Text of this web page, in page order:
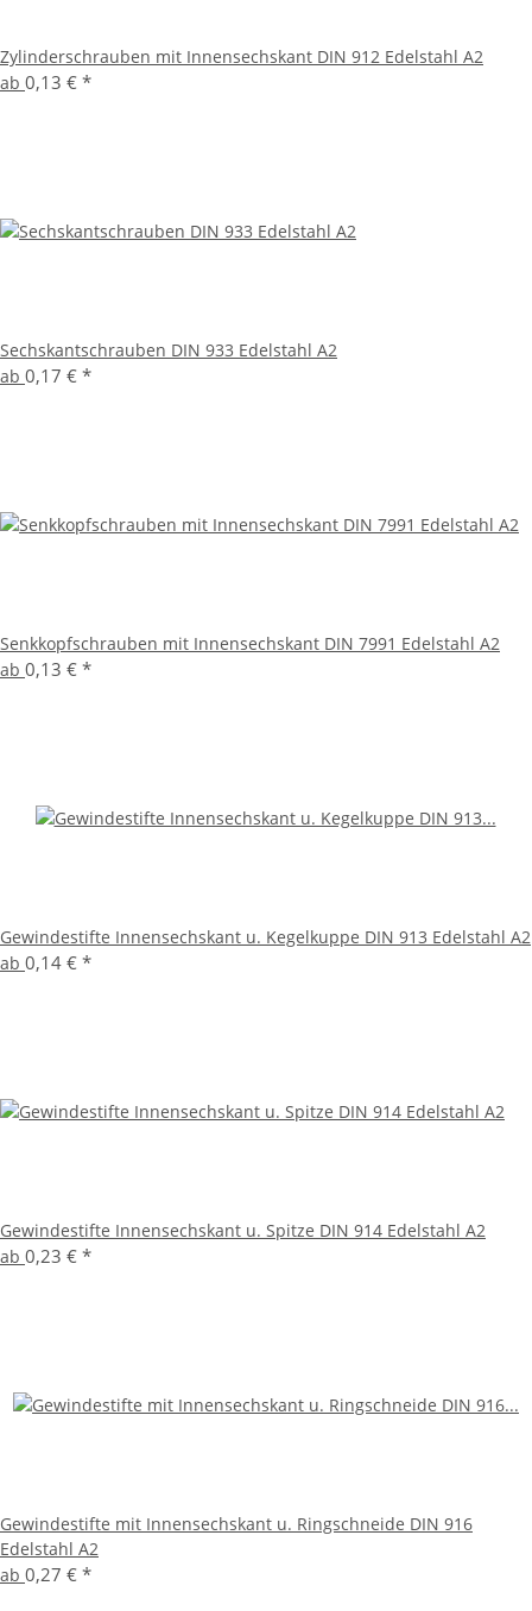
Zylinderschrauben mit Innensechskant DIN 912 Edelstahl A2
ab 0,13 € *
Sechskantschrauben DIN 933 Edelstahl A2
ab 0,17 € *
Senkkopfschrauben mit Innensechskant DIN 7991 Edelstahl A2
ab 0,13 € *
Gewindestifte Innensechskant u. Kegelkuppe DIN 913 Edelstahl A2
ab 0,14 € *
Gewindestifte Innensechskant u. Spitze DIN 914 Edelstahl A2
ab 0,23 € *
Gewindestifte mit Innensechskant u. Ringschneide DIN 916
Edelstahl A2
ab 0,27 € *